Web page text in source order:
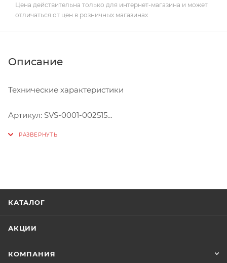
Цена действительна только для интернет-магазина и может
отличаться от цен в розничных магазинах
Описание
Технические характеристики
Артикул: SVS-0001-002515
Тип упаковки: коробка
Высота упаковки: 205 мм
Ширина упаковки: 200 мм
КАТАЛОГ
АКЦИИ
КОМПАНИЯ